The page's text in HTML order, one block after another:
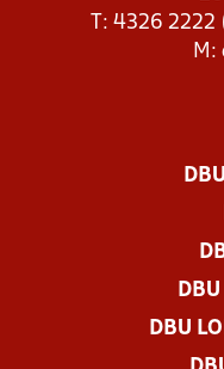
T: 4326
M:
DBU